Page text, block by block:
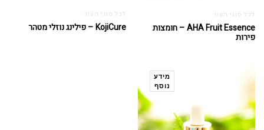
לכל סוגי העור
AHA Fruit Essence – חומצות
פירות
לכל סוגי העור
KojiCure – פילינג נוזלי מטהר
מידע
נוסף